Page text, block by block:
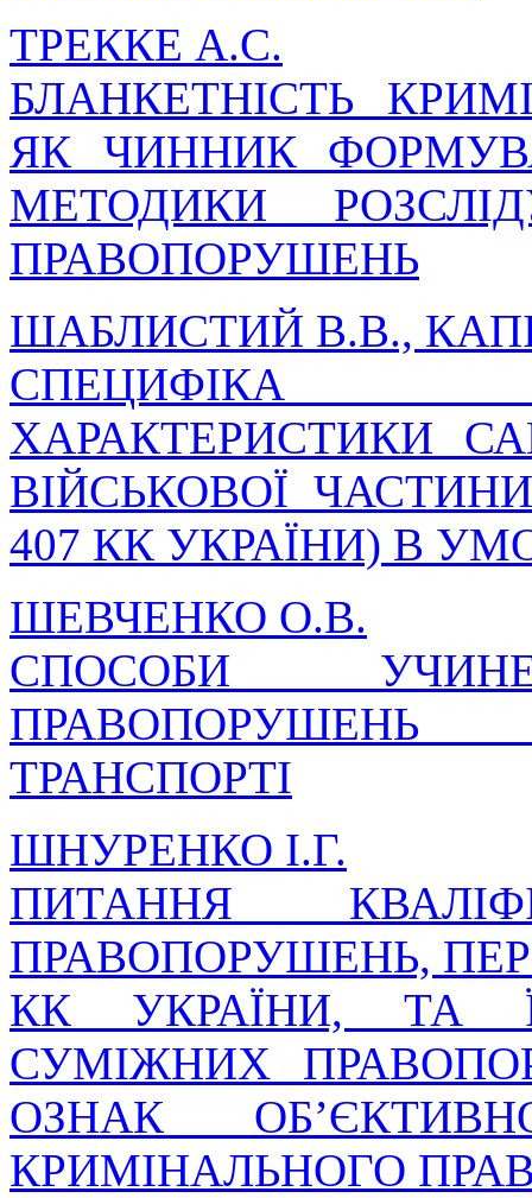
ТРЕККЕ А.С.
БЛАНКЕТНІСТЬ
ЯК ЧИННИК
МЕТОДИКИ
ПРАВОПОРУШЕНЬ
ШАБЛИСТИЙ В.В.,
СПЕЦИФІКА
ХАРАКТЕРИСТИКИ
ВІЙСЬКОВОЇ
407 КК УКРАЇНИ) В
ШЕВЧЕНКО О.В.
СПОСОБИ
ТРАНСПОРТІ
ШНУРЕНКО І.Г.
ПИТАННЯ
ПРАВОПОРУШЕНЬ,
КК УКРАЇНИ, ТА
СУМІЖНИХ
ОЗНАК
КРИМІНАЛЬНОГО